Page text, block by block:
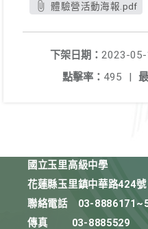
體驗營活動海報.pdf
下架日期： 2023-05-
點擊率： 495 |
國立玉里高級中學
花蓮縣玉里鎮中華路424號
聯絡電話
03-
傳真
03-8885529